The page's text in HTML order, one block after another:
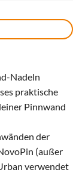
Nadeln
praktische
Pinnwand
der
(außer
verwendet